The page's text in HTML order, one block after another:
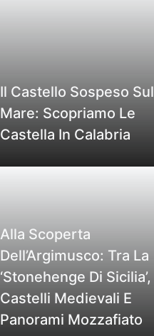
Il Castello Sospeso Sul
Mare: Scopriamo Le
Castella In Calabria
Alla Scoperta
Dell’Argimusco: Tra La
‘Stonehenge Di Sicilia’,
Castelli Medievali E
Panorami Mozzafiato